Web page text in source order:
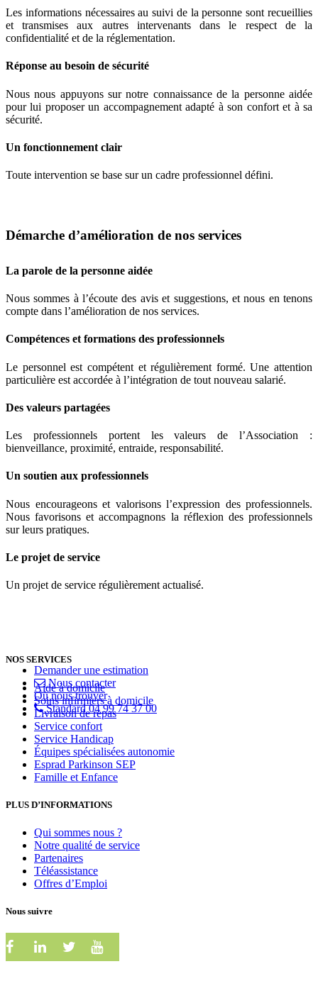
Les informations nécessaires au suivi de la personne sont recueillies
et transmises aux autres intervenants dans le respect de la
confidentialité et de la réglementation.
Réponse au besoin de sécurité
Nous nous appuyons sur notre connaissance de la personne aidée
pour lui proposer un accompagnement adapté à son confort et à sa
sécurité.
Un fonctionnement clair
Toute intervention se base sur un cadre professionnel défini.
Démarche d’amélioration de nos services
La parole de la personne aidée
Nous sommes à l’écoute des avis et suggestions, et nous en tenons
compte dans l’amélioration de nos services.
Compétences et formations des professionnels
Le personnel est compétent et régulièrement formé. Une attention
particulière est accordée à l’intégration de tout nouveau salarié.
Des valeurs partagées
Les professionnels portent les valeurs de l’Association :
bienveillance, proximité, entraide, responsabilité.
Un soutien aux professionnels
Nous encourageons et valorisons l’expression des professionnels.
Nous favorisons et accompagnons la réflexion des professionnels
sur leurs pratiques.
Le projet de service
Un projet de service régulièrement actualisé.
NOS SERVICES
Aide à domicile
Soins infirmiers à domicile
Livraison de repas
Service confort
Service Handicap
Équipes spécialisées autonomie
Esprad Parkinson SEP
Famille et Enfance
PLUS D’INFORMATIONS
Qui sommes nous ?
Notre qualité de service
Partenaires
Téléassistance
Offres d’Emploi
Nous suivre
Demander une estimation
Nous contacter
Où nous trouver
Standard 04 99 74 37 00